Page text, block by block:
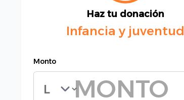
Haz tu donación
Infancia y juventud
Monto
Monto de la donación